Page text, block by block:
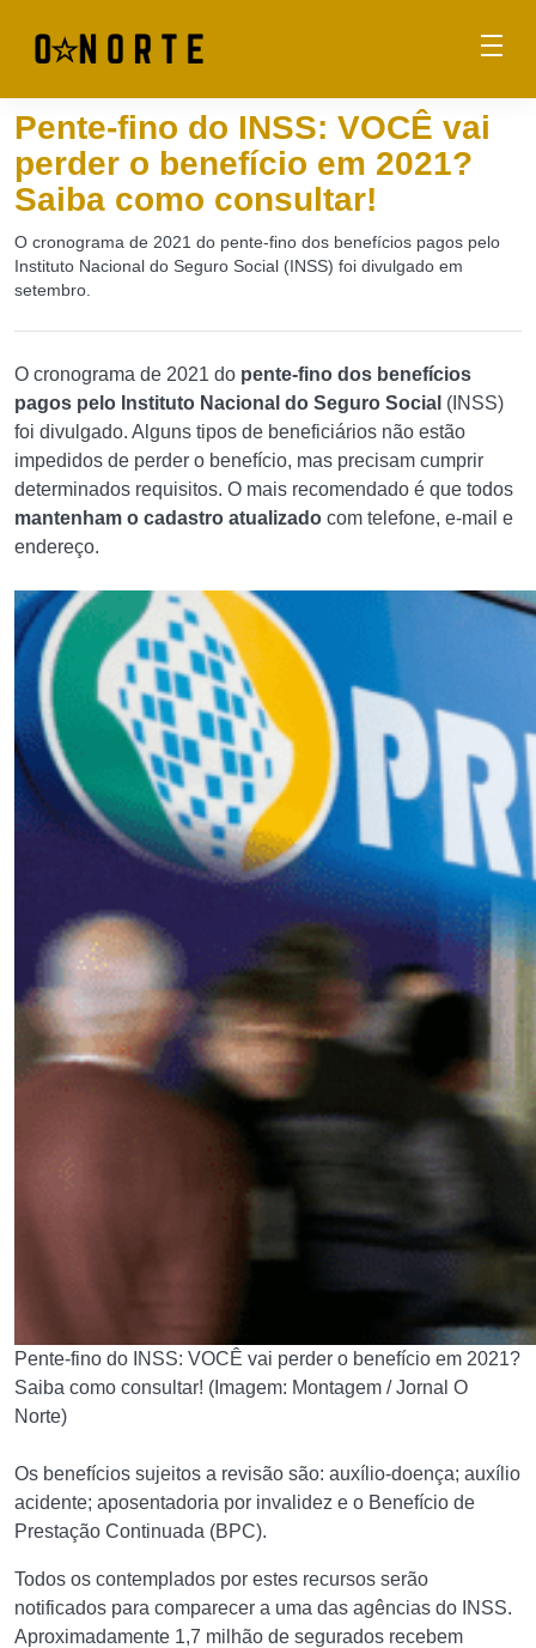
Pente-fino do INSS: VOCÊ vai
perder o benefício em 2021?
Saiba como consultar!
O cronograma de 2021 do pente-fino dos benefícios pagos pelo
Instituto Nacional do Seguro Social (INSS) foi divulgado em
setembro.
O cronograma de 2021 do pente-fino dos benefícios
pagos pelo Instituto Nacional do Seguro Social (INSS)
foi divulgado. Alguns tipos de beneficiários não estão
impedidos de perder o benefício, mas precisam cumprir
determinados requisitos. O mais recomendado é que todos
mantenham o cadastro atualizado com telefone, e-mail e
endereço.
Pente-fino do INSS: VOCÊ vai perder o benefício em 2021?
Saiba como consultar! (Imagem: Montagem / Jornal O
Norte)
Os benefícios sujeitos a revisão são: auxílio-doença; auxílio
acidente; aposentadoria por invalidez e o Benefício de
Prestação Continuada (BPC).
Todos os contemplados por estes recursos serão
notificados para comparecer a uma das agências do INSS.
Aproximadamente 1,7 milhão de segurados recebem